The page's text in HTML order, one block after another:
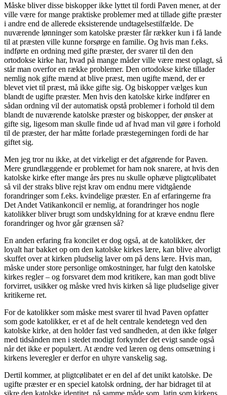
Måske bliver disse biskopper ikke lyttet til fordi Paven mener, at der
ville være for mange praktiske problemer med at tillade gifte præster
i andre end de allerede eksisterende undtagelsestilfælde. De
nuværende lønninger som katolske præster får rækker kun i få lande
til at præsten ville kunne forsørge en familie. Og hvis man f.eks.
indførte en ordning med gifte præster, der svarer til den den
ortodokse kirke har, hvad på mange måder ville være mest oplagt, så
står man overfor en række problemer. Den ortodokse kirke tillader
nemlig nok gifte mænd at blive præst, men ugifte mænd, der er
blevet viet til præst, må ikke gifte sig. Og biskopper vælges kun
blandt de ugifte præster. Men hvis den katolske kirke indfører en
sådan ordning vil der automatisk opstå problemer i forhold til dem
blandt de nuværende katolske præster og biskopper, der ønsker at
gifte sig, ligesom man skulle finde ud af hvad man vil gøre i forhold
til de præster, der har måtte forlade præstegerningen fordi de har
giftet sig.
Men jeg tror nu ikke, at det virkeligt er det afgørende for Paven.
Mere grundlæggende er problemet for ham nok snarere, at hvis den
katolske kirke efter mange års pres nu skulle ophæve pligtcølibatet
så vil der straks blive rejst krav om endnu mere vidtgående
forandringer som f.eks. kvindelige præster. En af erfaringerne fra
Det Andet Vatikankoncil er nemlig, at forandringer hos nogle
katolikker bliver brugt som undskyldning for at kræve endnu flere
forandringer og hvor går grænsen så?
En anden erfaring fra koncilet er dog også, at de katolikker, der
loyalt har bakket op om den katolske kirkes lære, kan blive alvorligt
skuffet over at kirken pludselig laver om på dens lære. Hvis man,
måske under store personlige omkostninger, har fulgt den katolske
kirkes regler – og forsvaret dem mod kritikere, kan man godt blive
forvirret, usikker og måske vred hvis kirken så lige pludselige giver
kritikerne ret.
For de katolikker som måske mest svarer til hvad Paven opfatter
som gode katolikker, er et af de helt centrale kendetegn ved den
katolske kirke, at den holder fast ved sandheden, at den ikke følger
med tidsånden men i stedet modigt forkynder det evigt sande også
når det ikke er populært. At ændre ved læren og dens omsætning i
kirkens leveregler er derfor en uhyre vanskelig sag.
Dertil kommer, at pligtcølibatet er en del af det unikt katolske. De
ugifte præster er en speciel katolsk ordning, der har bidraget til at
sikre den katolske identitet, på samme måde som latin som kirkens